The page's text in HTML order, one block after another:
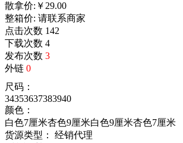
散拿价: ￥29.00
整箱价: 请联系商家
点击次数 142
下载次数 4
发布次数 3
外链 0
尺码：
34353637383940
颜色：
白色7厘米杏色9厘米白色9厘米杏色7厘米
货源类型： 经销代理